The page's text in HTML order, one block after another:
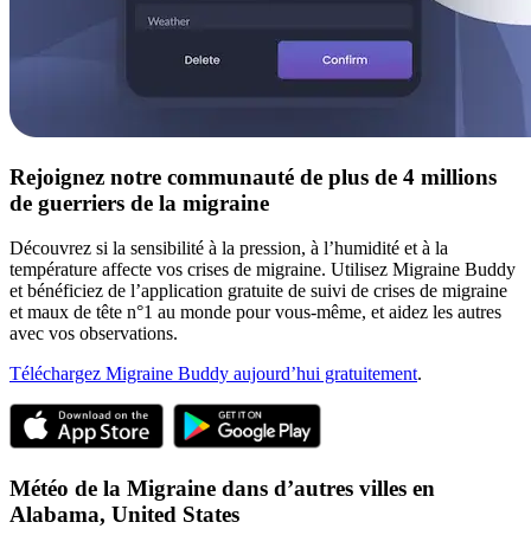
Rejoignez notre communauté de plus de 4 millions
de guerriers de la migraine
Découvrez si la sensibilité à la pression, à l’humidité et à la
température affecte vos crises de migraine. Utilisez Migraine Buddy
et bénéficiez de l’application gratuite de suivi de crises de migraine
et maux de tête n°1 au monde pour vous-même, et aidez les autres
avec vos observations.
Téléchargez Migraine Buddy aujourd’hui gratuitement.
Météo de la Migraine dans d’autres villes en
Alabama, United States